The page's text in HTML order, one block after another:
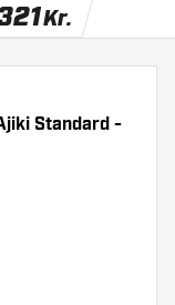
Kr.
Standard -